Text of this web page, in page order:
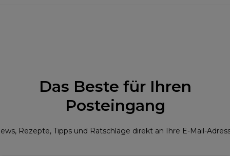
Das Beste für Ihren
Posteingang
Rezepte, Tipps und Ratschläge direkt an Ihre E-Mail-